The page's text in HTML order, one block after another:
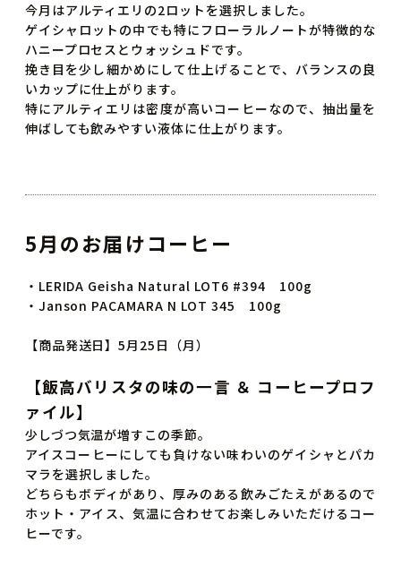
今月はアルティエリの2ロットを選択しました。
ゲイシャロットの中でも特にフローラルノートが特徴的な
ハニープロセスとウォッシュドです。
挽き目を少し細かめにして仕上げることで、バランスの良
いカップに仕上がります。
特にアルティエリは密度が高いコーヒーなので、抽出量を
伸ばしても飲みやすい液体に仕上がります。
5月のお届けコーヒー
・LERIDA Geisha Natural LOT6 #394 100g
・Janson PACAMARA N LOT 345 100g
【商品発送日】5月25日（月）
【飯高バリスタの味の一言 ＆ コーヒープロフ
ァイル】
少しづつ気温が増すこの季節。
アイスコーヒーにしても負けない味わいのゲイシャとパカ
マラを選択しました。
どちらもボディがあり、厚みのある飲みごたえがあるので
ホット・アイス、気温に合わせてお楽しみいただけるコー
ヒーです。